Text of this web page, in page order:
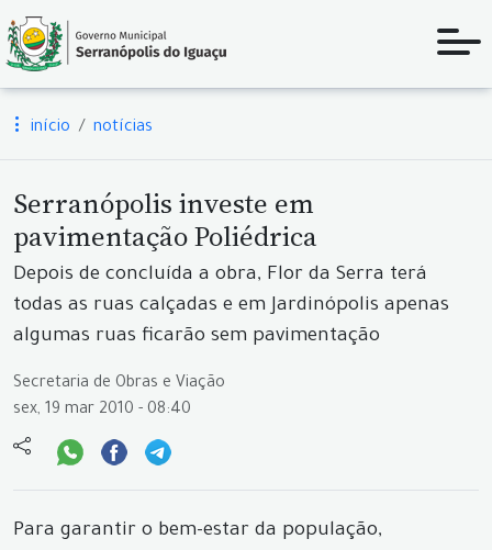
início notícias
Serranópolis investe em
pavimentação Poliédrica
Depois de concluída a obra, Flor da Serra terá
todas as ruas calçadas e em Jardinópolis apenas
algumas ruas ficarão sem pavimentação
Secretaria de Obras e Viação
sex, 19 mar 2010 - 08:40
Para garantir o bem-estar da população,